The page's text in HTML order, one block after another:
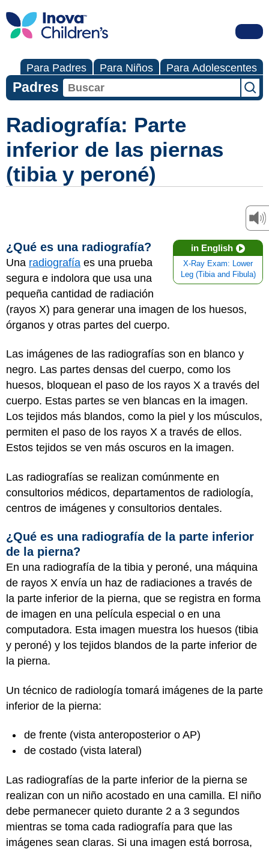
Para Padres Para Niños Para Adolescentes
Padres
Radiografía: Parte
inferior de las piernas
(tibia y peroné)
in English
X-Ray Exam: Lower
Leg (Tibia and Fibula)
¿Qué es una radiografía?
Una radiografía es una prueba
segura e indolora que usa una
pequeña cantidad de radiación
(rayos X) para generar una imagen de los huesos,
órganos y otras partes del cuerpo.
Las imágenes de las radiografías son en blanco y
negro. Las partes densas del cuerpo, como los
huesos, bloquean el paso de los rayos X a través del
cuerpo. Estas partes se ven blancas en la imagen.
Los tejidos más blandos, como la piel y los músculos,
permiten el paso de los rayos X a través de ellos.
Estos tejidos se ven más oscuros en la imagen.
Las radiografías se realizan comúnmente en
consultorios médicos, departamentos de radiología,
centros de imágenes y consultorios dentales.
¿Qué es una radiografía de la parte inferior
de la pierna?
En una radiografía de la tibia y peroné, una máquina
de rayos X envía un haz de radiaciones a través de
la parte inferior de la pierna, que se registra en forma
de imagen en una película especial o en una
computadora. Esta imagen muestra los huesos (tibia
y peroné) y los tejidos blandos de la parte inferior de
la pierna.
Un técnico de radiología tomará imágenes de la parte
inferior de la pierna:
de frente (vista anteroposterior o AP)
de costado (vista lateral)
Las radiografías de la parte inferior de la pierna se
realizan con un niño acostado en una camilla. El niño
debe permanecer quieto durante 2 a 3 segundos
mientras se toma cada radiografía para que las
imágenes sean claras. Si una imagen está borrosa,